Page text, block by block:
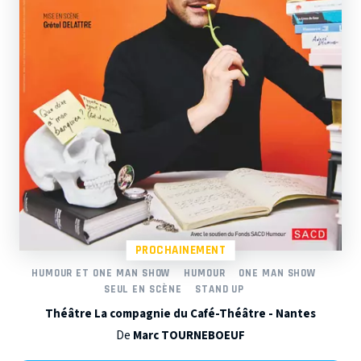
PROCHAINEMENT
HUMOUR ET ONE MAN SHOW HUMOUR
ONE MAN SHOW
SEUL EN SCÈNE
STAND UP
Théâtre La compagnie du Café-Théâtre - Nantes
De Marc TOURNEBOEUF